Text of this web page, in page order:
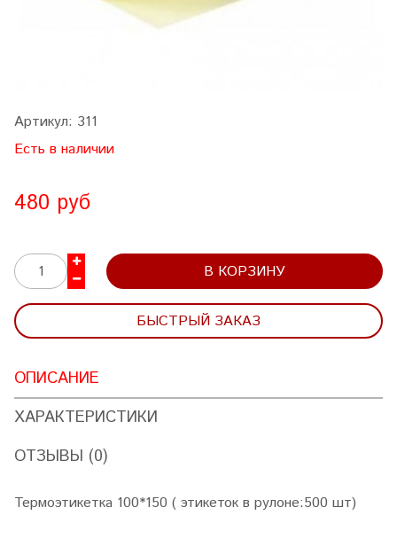
Артикул: 311
Есть в наличии
480 руб
В КОРЗИНУ
БЫСТРЫЙ ЗАКАЗ
ОПИСАНИЕ
ХАРАКТЕРИСТИКИ
ОТЗЫВЫ (0)
Термоэтикетка 100*150 ( этикеток в рулоне:500 шт)